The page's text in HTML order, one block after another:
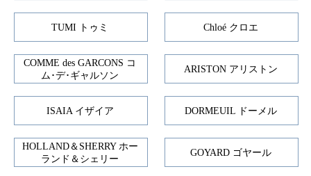
TUMI トゥミ Chloé クロエ
COMME des GARCONS コ
ム･デ･ギャルソン
ARISTON アリストン
ISAIA イザイア DORMEUIL ドーメル
HOLLAND＆SHERRY ホー
ランド＆シェリー
GOYARD ゴヤール